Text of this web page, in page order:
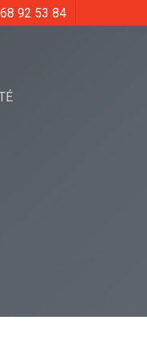
92 53 84